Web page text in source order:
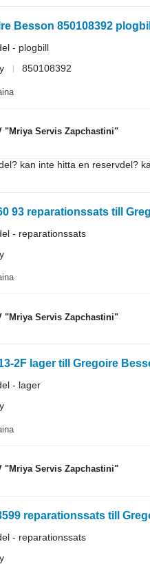
Besson 850108392
- plogbill
850108392
"Mriya Servis Zapchastini"
kan inte hitta en reservdel?
93 reparationssats till
- reparationssats
"Mriya Servis Zapchastini"
2F lager till Gregoire
- lager
"Mriya Servis Zapchastini"
reparationssats till
- reparationssats